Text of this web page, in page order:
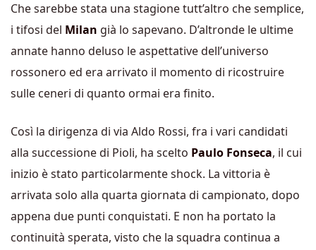
Che sarebbe stata una stagione tutt’altro che semplice,
i tifosi del Milan già lo sapevano. D’altronde le ultime
annate hanno deluso le aspettative dell’universo
rossonero ed era arrivato il momento di ricostruire
sulle ceneri di quanto ormai era finito.
Così la dirigenza di via Aldo Rossi, fra i vari candidati
alla successione di Pioli, ha scelto Paulo Fonseca, il cui
inizio è stato particolarmente shock. La vittoria è
arrivata solo alla quarta giornata di campionato, dopo
appena due punti conquistati. E non ha portato la
continuità sperata, visto che la squadra continua a